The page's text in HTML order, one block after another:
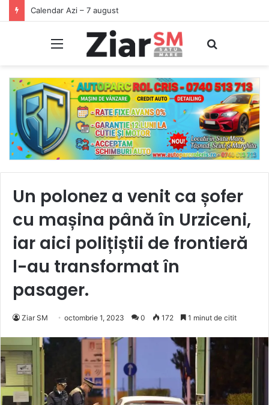
Începeți ziua cu o pastilă…de zâmbet!
Meniu
Un polonez a venit ca șofer
cu mașina până în Urziceni,
iar aici polițiștii de frontieră
l-au transformat în
pasager.
Ziar SM octombrie 1, 2023 0 172 1 minut de citit